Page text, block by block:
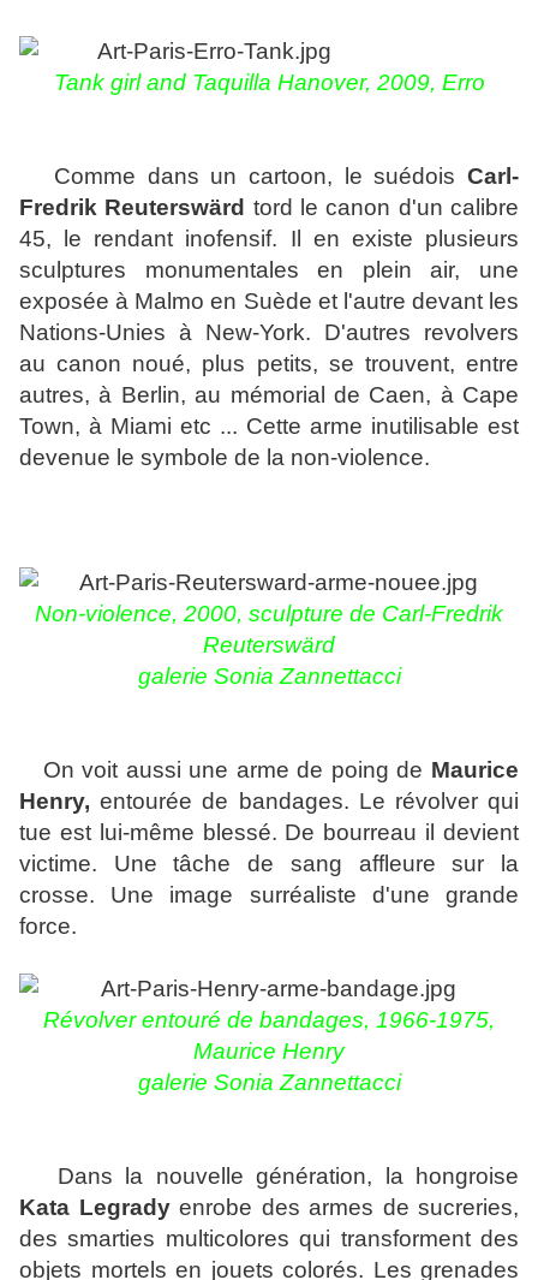
Tank girl and Taquilla Hanover, 2009, Erro
Comme dans un cartoon, le suédois Carl-
Fredrik Reuterswärd tord le canon d'un calibre
45, le rendant inofensif. Il en existe plusieurs
sculptures monumentales en plein air, une
exposée à Malmo en Suède et l'autre devant les
Nations-Unies à New-York. D'autres revolvers
au canon noué, plus petits, se trouvent, entre
autres, à Berlin, au mémorial de Caen, à Cape
Town, à Miami etc ... Cette arme inutilisable est
devenue le symbole de la non-violence.
Non-violence, 2000, sculpture de Carl-Fredrik
Reuterswärd
galerie Sonia Zannettacci
On voit aussi une arme de poing de Maurice
Henry, entourée de bandages. Le révolver qui
tue est lui-même blessé. De bourreau il devient
victime. Une tâche de sang affleure sur la
crosse. Une image surréaliste d'une grande
force.
Révolver entouré de bandages, 1966-1975,
Maurice Henry
galerie Sonia Zannettacci
Dans la nouvelle génération, la hongroise
Kata Legradyenrobe des armes de sucreries,
des smarties multicolores qui transforment des
objets mortels en jouets colorés. Les grenades